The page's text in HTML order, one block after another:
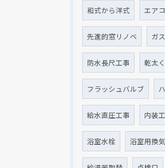
和式から洋式 エア
先進的窓リノベ ガ
防水長尺工事 乾太
フラッシュバルブ
給水直圧工事 内装
浴室水栓 浴室用換